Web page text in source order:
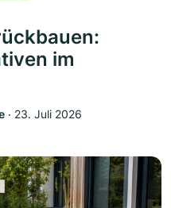
im
‧ 23. Juli 2026